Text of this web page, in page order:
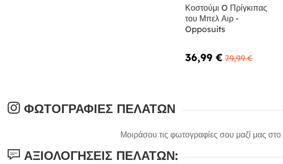
Κοστούμι O Πρίγκιπας
του Μπελ Αιρ -
Opposuits
36,99 € 79,99 €
ΦΩΤΟΓΡΑΦΊΕΣ ΠΕΛΑΤΏΝ
Μοιράσου τις φωτογραφίες σου μαζί μας στο
ΑΞΙΟΛΟΓΉΣΕΙΣ ΠΕΛΑΤΏΝ: